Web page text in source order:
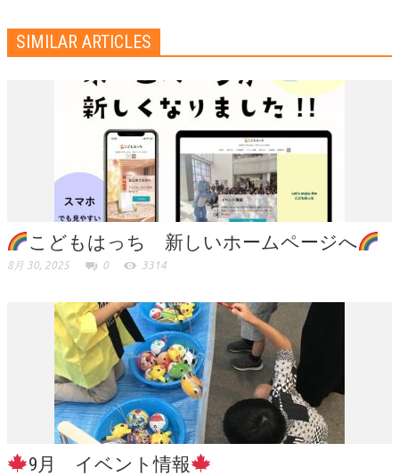
SIMILAR ARTICLES
こどもはっち 新しいホームページへ
8月 30, 2025 0 3314
9月 イベント情報